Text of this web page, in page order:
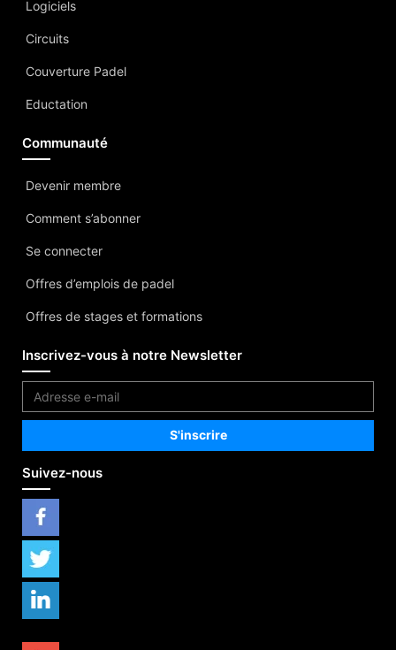
Logiciels
Circuits
Couverture Padel
Eductation
Communauté
Devenir membre
Comment s’abonner
Se connecter
Offres d’emplois de padel
Offres de stages et formations
Inscrivez-vous à notre Newsletter
Suivez-nous